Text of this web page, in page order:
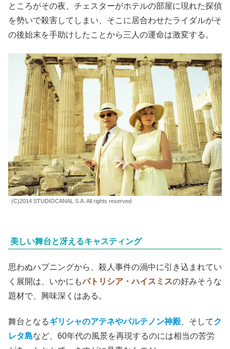
ところがその夜、チェスターがホテルの部屋に現れた探偵
を勢いで殺害してしまい、そこに居合わせたライダルがそ
の後始末を手助けしたことから三人の運命は激変する。
(C)2014 STUDIOCANAL S.A. All rights reserved.
美しい舞台と冴えるキャスティング
思わぬハプニングから、殺人事件の渦中に引き込まれてい
く展開は、いかにもパトリシア・ハイスミスの好みそうな
題材で、興味深くはある。
舞台となるギリシャのアテネやパルテノン神殿、そしてク
レタ島など、60年代の風景を再現するのには相当の苦労